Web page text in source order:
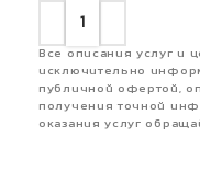
Все описания услуг и
исключительно
публичной офертой,
получения точной
оказания услуг